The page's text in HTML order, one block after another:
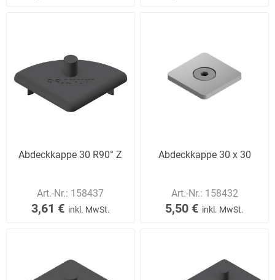
Abdeckkappe 30 R90° Z
Art.-Nr.: 158437
3,61 € inkl. MwSt.
Abdeckkappe 30 x 30
Art.-Nr.: 158432
5,50 € inkl. MwSt.